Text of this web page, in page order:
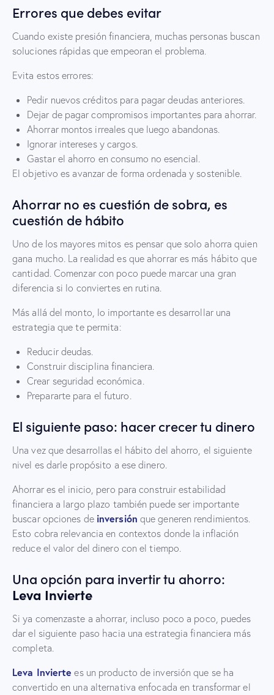
Errores que debes evitar
Cuando existe presión financiera, muchas personas buscan
soluciones rápidas que empeoran el problema.
Evita estos errores:
Pedir nuevos créditos para pagar deudas anteriores.
Dejar de pagar compromisos importantes para ahorrar.
Ahorrar montos irreales que luego abandonas.
Ignorar intereses y cargos.
Gastar el ahorro en consumo no esencial.
El objetivo es avanzar de forma ordenada y sostenible.
Ahorrar no es cuestión de sobra, es
cuestión de hábito
Uno de los mayores mitos es pensar que solo ahorra quien
gana mucho. La realidad es que ahorrar es más hábito que
cantidad. Comenzar con poco puede marcar una gran
diferencia si lo conviertes en rutina.
Más allá del monto, lo importante es desarrollar una
estrategia que te permita:
Reducir deudas.
Construir disciplina financiera.
Crear seguridad económica.
Prepararte para el futuro.
El siguiente paso: hacer crecer tu dinero
Una vez que desarrollas el hábito del ahorro, el siguiente
nivel es darle propósito a ese dinero.
Ahorrar es el inicio, pero para construir estabilidad
financiera a largo plazo también puede ser importante
buscar opciones de inversión que generen rendimientos.
Esto cobra relevancia en contextos donde la inflación
reduce el valor del dinero con el tiempo.
Una opción para invertir tu ahorro:
Leva Invierte
Si ya comenzaste a ahorrar, incluso poco a poco, puedes
dar el siguiente paso hacia una estrategia financiera más
completa.
Leva Invierte es un producto de inversión que se ha
convertido en una alternativa enfocada en transformar el